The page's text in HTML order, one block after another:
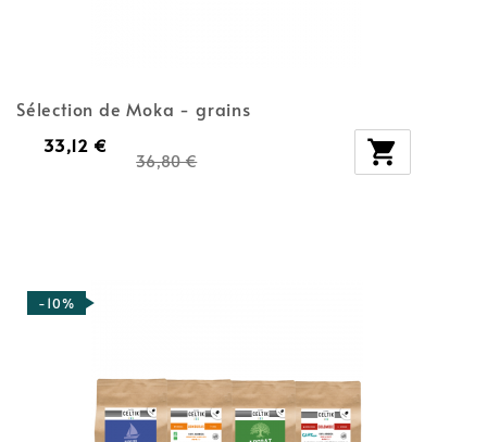
Sélection de Moka - grains
33,12 €
36,80 € 
-10%